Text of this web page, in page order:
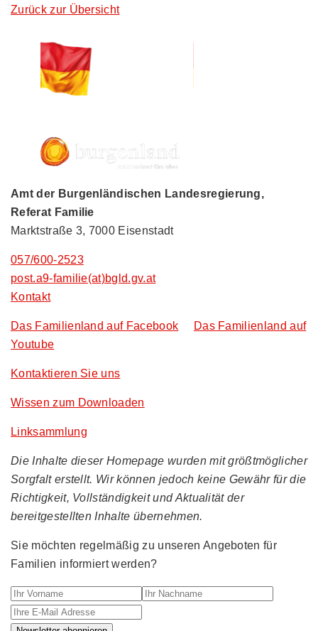
Zurück zur Übersicht
Amt der Burgenländischen Landesregierung,
Referat Familie
Marktstraße 3, 7000 Eisenstadt
057/600-2523
post.a9-familie(at)bgld.gv.at
Kontakt
Das Familienland auf Facebook
Das Familienland auf
Youtube
Kontaktieren Sie uns
Wissen zum Downloaden
Linksammlung
Die Inhalte dieser Homepage wurden mit größtmöglicher
Sorgfalt erstellt. Wir können jedoch keine Gewähr für die
Richtigkeit, Vollständigkeit und Aktualität der
bereitgestellten Inhalte übernehmen.
Sie möchten regelmäßig zu unseren Angeboten für
Familien informiert werden?
Ihr Vorname Ihr Nachname